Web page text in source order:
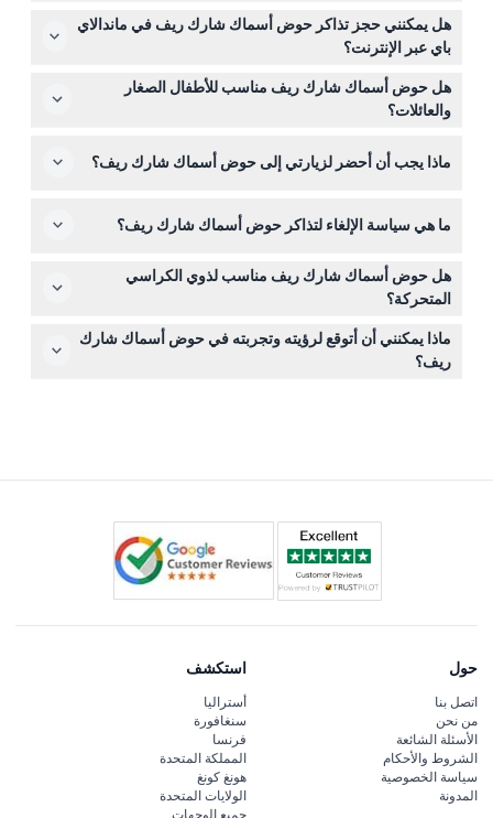
حوض أسماك شارك ريف مفتوح يوميًا من الساعة 10:00 صباحًا
حتى 8:00 مساءً، مع آخر دخول في الساعة 7:00 مساءً (قد
تتغير الأوقات — يرجى التأكد عند الحجز).
هل يمكنني حجز تذاكر حوض أسماك شارك ريف في ماندالاي
باي عبر الإنترنت؟
نعم، يمكن حجز تذاكر حوض أسماك شارك ريف عبر الإنترنت
هنا على هذا الموقع، حيث يمكنك أيضًا اختيار فترة الدخول
الزمنية المفضلة لك.
هل حوض أسماك شارك ريف مناسب للأطفال الصغار
والعائلات؟
ولكن يجب أن يكونوا برفقة بالغ يدفع التذكرة إذا كان عمر الطفل
المشاركة في تجربة الواقع الافتراضي مستكشف تحت البحر.
ماذا يجب أن أحضر لزيارتي إلى حوض أسماك شارك ريف؟
التدخين وتناول المشروبات غير مسموح بهما داخل الحوض.
ما هي سياسة الإلغاء لتذاكر حوض أسماك شارك ريف؟
التذاكر غير قابلة للاسترداد ولا يمكن إلغاؤها. تأكد من استخدام
تذاكرك في التاريخ والوقت المحجوزين لأن الوصول متأخرًا أو
عدم الحضور لا يؤدي إلى استرداد الأموال.
هل حوض أسماك شارك ريف مناسب لذوي الكراسي
المتحركة؟
نعم، حوض أسماك شارك ريف في ماندالاي باي متاح بالكامل
لذوي الكراسي المتحركة، مما يضمن زيارة مريحة لجميع
الضيوف.
ماذا يمكنني أن أتوقع لرؤيته وتجربته في حوض أسماك شارك
ريف؟
حول
اتصل بنا
من نحن
الأسئلة الشائعة
الشروط والأحكام
سياسة الخصوصية
المدونة
استكشف
أستراليا
سنغافورة
فرنسا
المملكة المتحدة
هونغ كونغ
الولايات المتحدة
جميع الوجهات